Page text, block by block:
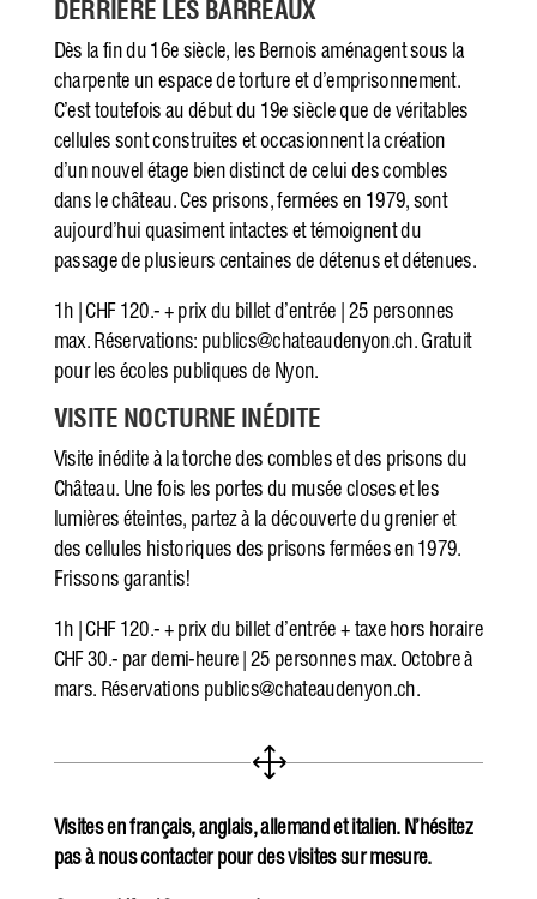
DERRIÈRE LES BARREAUX
Dès la fin du 16e siècle, les Bernois aménagent sous la
charpente un espace de torture et d’emprisonnement.
C’est toutefois au début du 19e siècle que de véritables
cellules sont construites et occasionnent la création
d’un nouvel étage bien distinct de celui des combles
dans le château. Ces prisons, fermées en 1979, sont
aujourd’hui quasiment intactes et témoignent du
passage de plusieurs centaines de détenus et détenues.
1h | CHF 120.- + prix du billet d’entrée | 25 personnes
max. Réservations: publics@chateaudenyon.ch. Gratuit
pour les écoles publiques de Nyon.
VISITE NOCTURNE INÉDITE
Visite inédite à la torche des combles et des prisons du
Château. Une fois les portes du musée closes et les
lumières éteintes, partez à la découverte du grenier et
des cellules historiques des prisons fermées en 1979.
Frissons garantis!
1h | CHF 120.- + prix du billet d’entrée + taxe hors horaire
CHF 30.- par demi-heure | 25 personnes max. Octobre à
mars. Réservations publics@chateaudenyon.ch.
1
Visites en français, anglais, allemand et italien. N’hésitez
pas à nous contacter pour des visites sur mesure.